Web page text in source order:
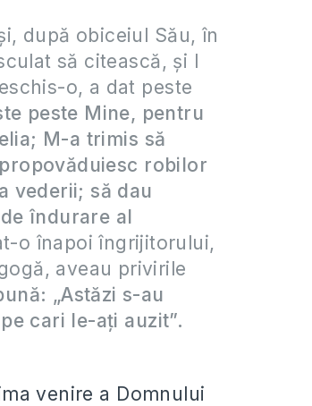
după obiceiul Său, în
să citească, și I
o, a dat peste
peste Mine, pentru
M-a trimis să
robilor
vederii; să dau
îndurare al
o înapoi îngrijitorului,
aveau privirile
„Astăzi s-au
cari le-ați auzit”.
venire a Domnului